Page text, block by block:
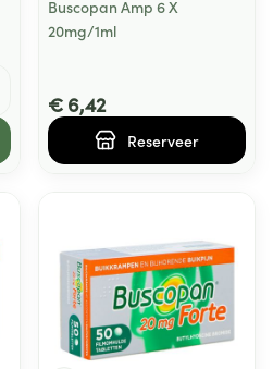
Buscopan Amp 6 X
20mg/1ml
€ 6,42
Reserveer